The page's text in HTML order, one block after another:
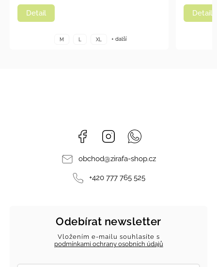
Detail
M XL + další
Detail
Facebook Instagram
obchod@zirafa-shop.cz
+420 777 765 525
Odebírat newsletter
Vložením e-mailu souhlasíte s
podmínkami ochrany osobních údajů